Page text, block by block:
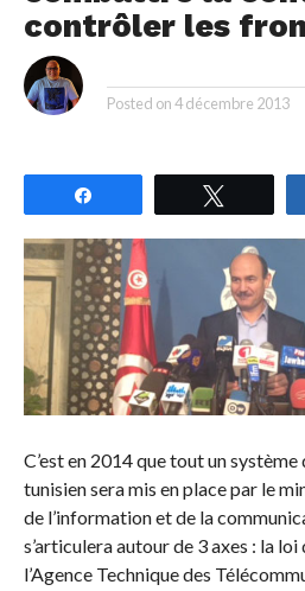
contrôler les
Posted on4 décembre 2013
C’est en 2014 que tout un
tunisien sera mis en place par le
de l’information et de la
s’articulera autour de 3 axes : la
l’Agence Technique des